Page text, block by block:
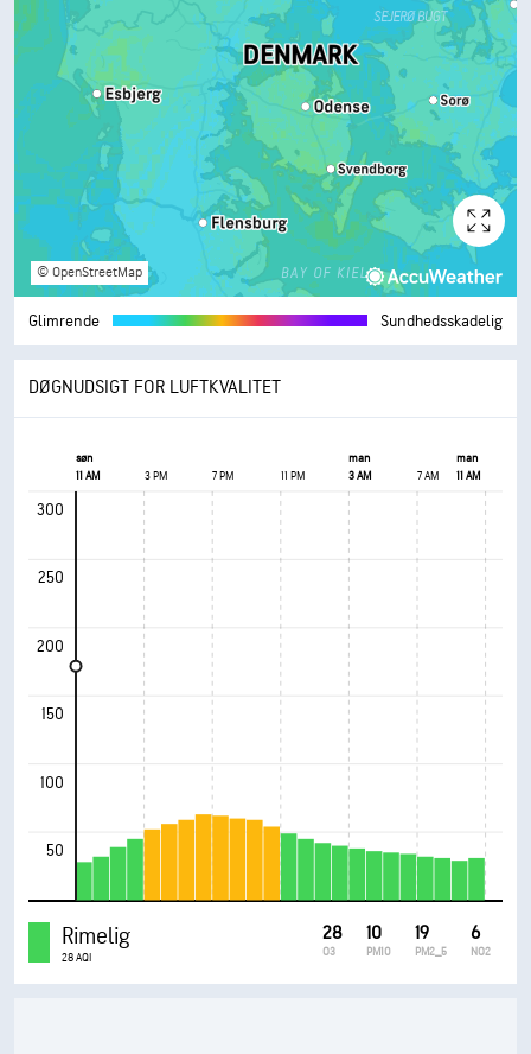
© OpenStreetMap
Glimrende Sundhedsskadelig
DØGNUDSIGT FOR LUFTKVALITET
søn man
man
11 AM
3 PM 7 PM 11 PM 3 AM 7 AM 11 AM
300
250
200
150
100
50
Rimelig
28 AQI
28
O3
10
PM10
19
PM2_5
6
NO2